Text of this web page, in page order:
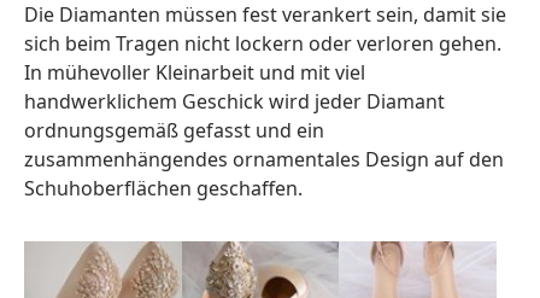
Die Diamanten müssen fest verankert sein, damit sie
sich beim Tragen nicht lockern oder verloren gehen.
In mühevoller Kleinarbeit und mit viel
handwerklichem Geschick wird jeder Diamant
ordnungsgemäß gefasst und ein
zusammenhängendes ornamentales Design auf den
Schuhoberflächen geschaffen.